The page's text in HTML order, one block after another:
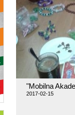
"Mobilna
2017-02-15